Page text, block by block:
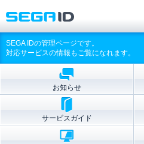
SEGA IDの管理ページです。
対応サービスの情報もご覧になれます。
お知らせ
サービスガイド